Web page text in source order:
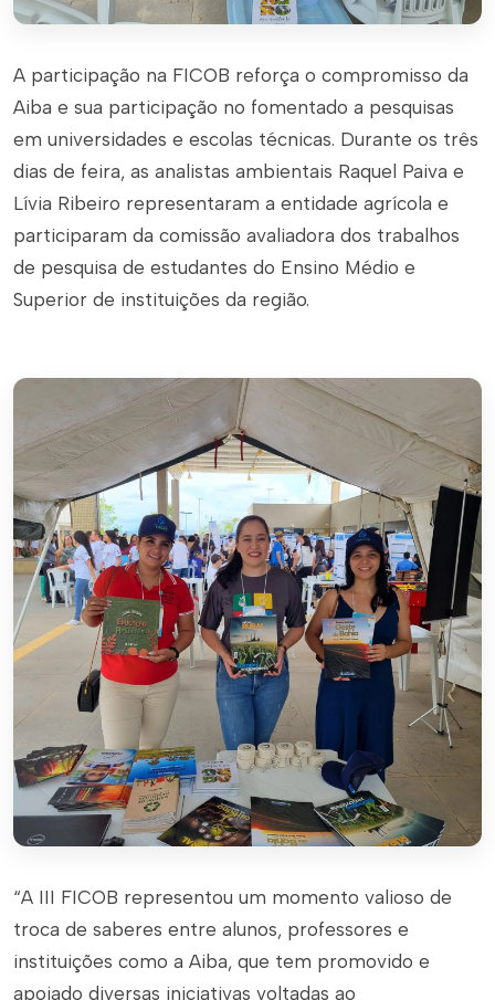
A participação na FICOB reforça o compromisso da
Aiba e sua participação no fomentado a pesquisas
em universidades e escolas técnicas. Durante os três
dias de feira, as analistas ambientais Raquel Paiva e
Lívia Ribeiro representaram a entidade agrícola e
participaram da comissão avaliadora dos trabalhos
de pesquisa de estudantes do Ensino Médio e
Superior de instituições da região.
“A III FICOB representou um momento valioso de
troca de saberes entre alunos, professores e
instituições como a Aiba, que tem promovido e
apoiado diversas iniciativas voltadas ao